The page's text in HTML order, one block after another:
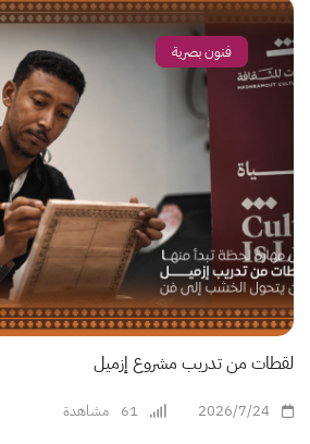
فنون بصرية
لقطات من تدريب مشروع إزميل
2026/7/24
61 مشاهدة